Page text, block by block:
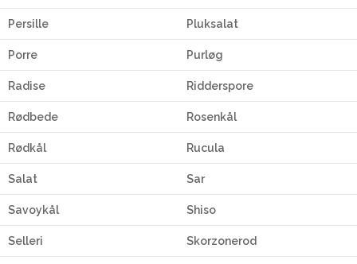
Persille Pluksalat
Porre Purløg
Radise Ridderspore
Rødbede Rosenkål
Rødkål Rucula
Salat Sar
Savoykål Shiso
Selleri Skorzonerod